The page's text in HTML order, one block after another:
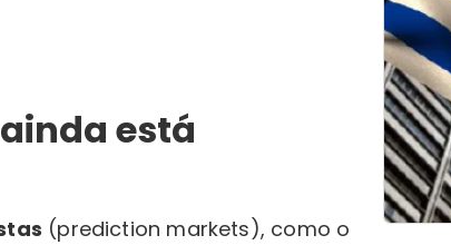
está
(prediction markets), como o